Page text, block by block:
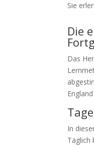
Sie
Die
Das
In
Täglich